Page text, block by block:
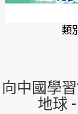
類
向中國學
地球